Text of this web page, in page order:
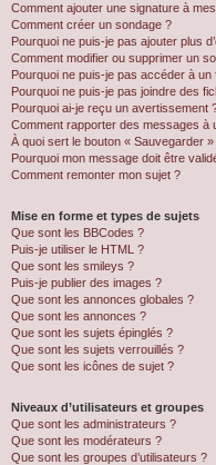
Comment ajouter une signature à
Comment créer un sondage ?
Pourquoi ne puis-je pas ajouter plus
Comment modifier ou supprimer un
Pourquoi ne puis-je pas accéder à un
Pourquoi ne puis-je pas joindre des
Pourquoi ai-je reçu un avertissement
Comment rapporter des messages à
À quoi sert le bouton « Sauvegarder
Pourquoi mon message doit être
Comment remonter mon sujet ?
Mise en forme et types de sujets
Que sont les BBCodes ?
Puis-je utiliser le HTML ?
Que sont les smileys ?
Puis-je publier des images ?
Que sont les annonces globales ?
Que sont les annonces ?
Que sont les sujets épinglés ?
Que sont les sujets verrouillés ?
Que sont les icônes de sujet ?
Niveaux d’utilisateurs et groupes
Que sont les administrateurs ?
Que sont les modérateurs ?
Que sont les groupes d’utilisateurs ?